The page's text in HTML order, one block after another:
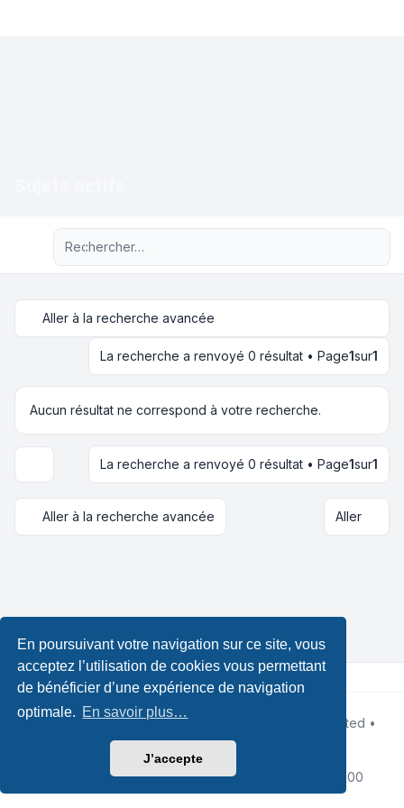
En poursuivant votre navigation sur ce site, vous
acceptez l’utilisation de cookies vous permettant
de bénéficier d’une expérience de navigation
optimale. En savoir plus…
J’accepte
Recherche avancée
Aller à la recherche avancée
La recherche a renvoyé 0 résultat • Page1sur1
Aucun résultat ne correspond à votre recherche.
Options d’affichage et de tri
La recherche a renvoyé 0 résultat • Page1sur1
Aller à la recherche avancée Aller
Développé parphpBB® Forum Software © phpBB Limited •
Leenoz
Traduction française officielle©
|Conditions|Fuseau horaire sur UTC+02:00